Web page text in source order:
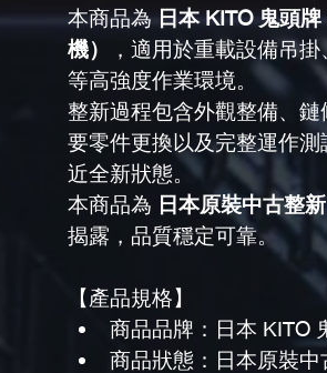
本商品為 日本 KITO 鬼頭
機）
，適用於重載設備吊
等高強度作業環境。
整新過程包含外觀整備、
要零件更換以及完整運作
近全新狀態。
本商品為 日本原裝中古整
揭露，品質穩定可靠。
【產品規格】
商品品牌：日本 KITO
商品狀態：日本原裝中